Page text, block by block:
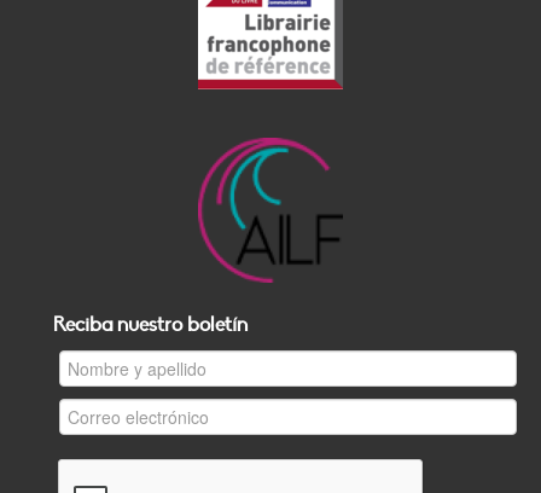
Reciba nuestro boletín